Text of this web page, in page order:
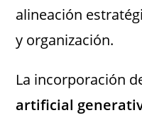
alineación
y organización.
La incorporación
artificial